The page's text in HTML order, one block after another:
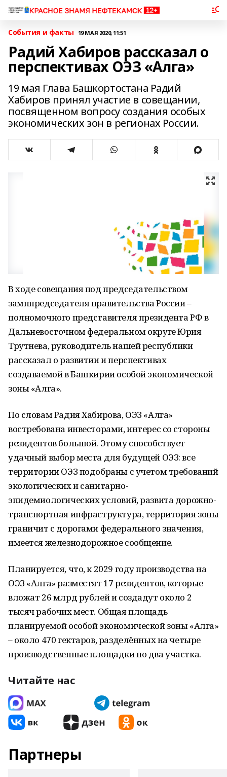
События и факты 19 МАЯ 2020, 11:51
Радий Хабиров рассказал о
перспективах ОЭЗ «Алга»
19 мая Глава Башкортостана Радий
Хабиров принял участие в совещании,
посвященном вопросу создания особых
экономических зон в регионах России.
В ходе совещания под председательством
замппредседателя правительства России –
полномочного представителя президента РФ в
Дальневосточном федеральном округе Юрия
Трутнева, руководитель нашей республики
рассказал о развитии и перспективах
создаваемой в Башкирии особой экономической
зоны «Алга».
По словам Радия Хабирова, ОЭЗ «Алга»
востребована инвесторами, интерес со стороны
резидентов большой. Этому способствует
удачный выбор места для будущей ОЭЗ: все
территории ОЭЗ подобраны с учетом требований
экологических и санитарно-
эпидемиологических условий, развита дорожно-
транспортная инфраструктура, территория зоны
граничит с дорогами федерального значения,
имеется железнодорожное сообщение.
Планируется, что, к 2029 году производства на
ОЭЗ «Алга» разместят 17 резидентов, которые
вложат 26 млрд рублей и создадут около 2
тысяч рабочих мест. Общая площадь
планируемой особой экономической зоны «Алга»
– около 470 гектаров, разделённых на четыре
производственные площадки по два участка.
Читайте нас
Партнеры